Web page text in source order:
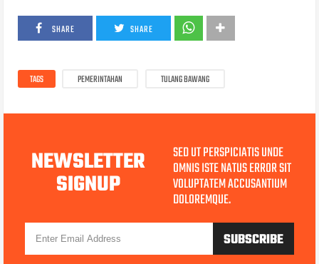
SHARE SHARE
TAGS PEMERINTAHAN TULANG BAWANG
NEWSLETTER
SIGNUP
SED UT PERSPICIATIS UNDE
OMNIS ISTE NATUS ERROR SIT
VOLUPTATEM ACCUSANTIUM
DOLOREMQUE.